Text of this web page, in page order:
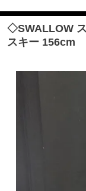
◇SWALLOW
スキー 156cm